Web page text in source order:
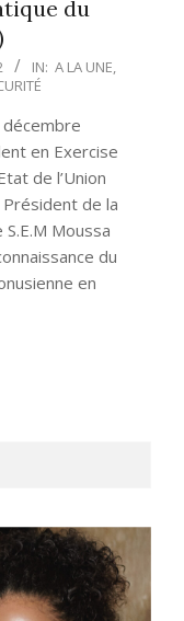
du
IN: A LA UNE,
décembre
en Exercise
de l’Union
Président de la
Moussa
du
en